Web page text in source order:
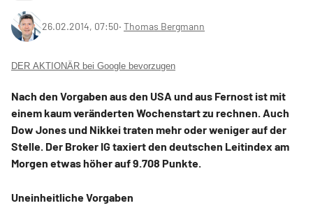
26.02.2014, 07:50‧ Thomas Bergmann
DER AKTIONÄR bei Google bevorzugen
Nach den Vorgaben aus den USA und aus Fernost ist mit
einem kaum veränderten Wochenstart zu rechnen. Auch
Dow Jones und Nikkei traten mehr oder weniger auf der
Stelle. Der Broker IG taxiert den deutschen Leitindex am
Morgen etwas höher auf 9.708 Punkte.
Uneinheitliche Vorgaben